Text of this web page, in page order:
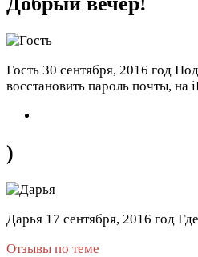
Гость 30 сентября, 2016 год
восстановить пароль почты, на
)
Дарья 17 сентября, 2016 год
Отзывы по теме